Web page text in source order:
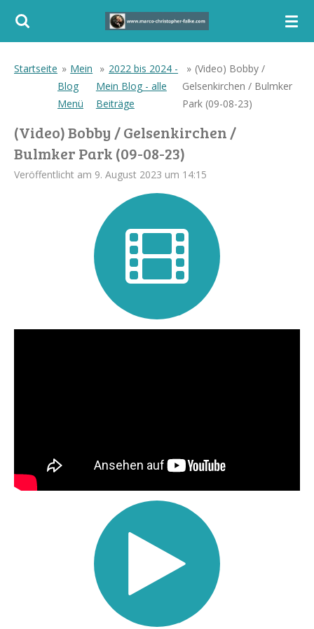
Zum
Startseite » Mein
Blog
Menü
» 2022 bis 2024 -
Mein Blog - alle
Beiträge
» (Video) Bobby /
Gelsenkirchen / Bulmker
Park (09-08-23)
(Video) Bobby / Gelsenkirchen /
Bulmker Park (09-08-23)
Veröffentlicht am 9. August 2023 um 14:15